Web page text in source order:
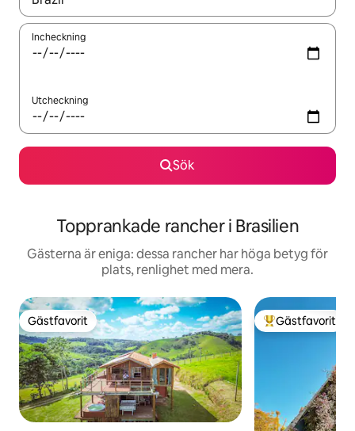
Incheckning
Utcheckning
Sök
Topprankade rancher i Brasilien
Gästerna är eniga: dessa rancher har höga betyg för
plats, renlighet med mera.
Gästfavorit
Gästfavorit Populär
Gästfavorit